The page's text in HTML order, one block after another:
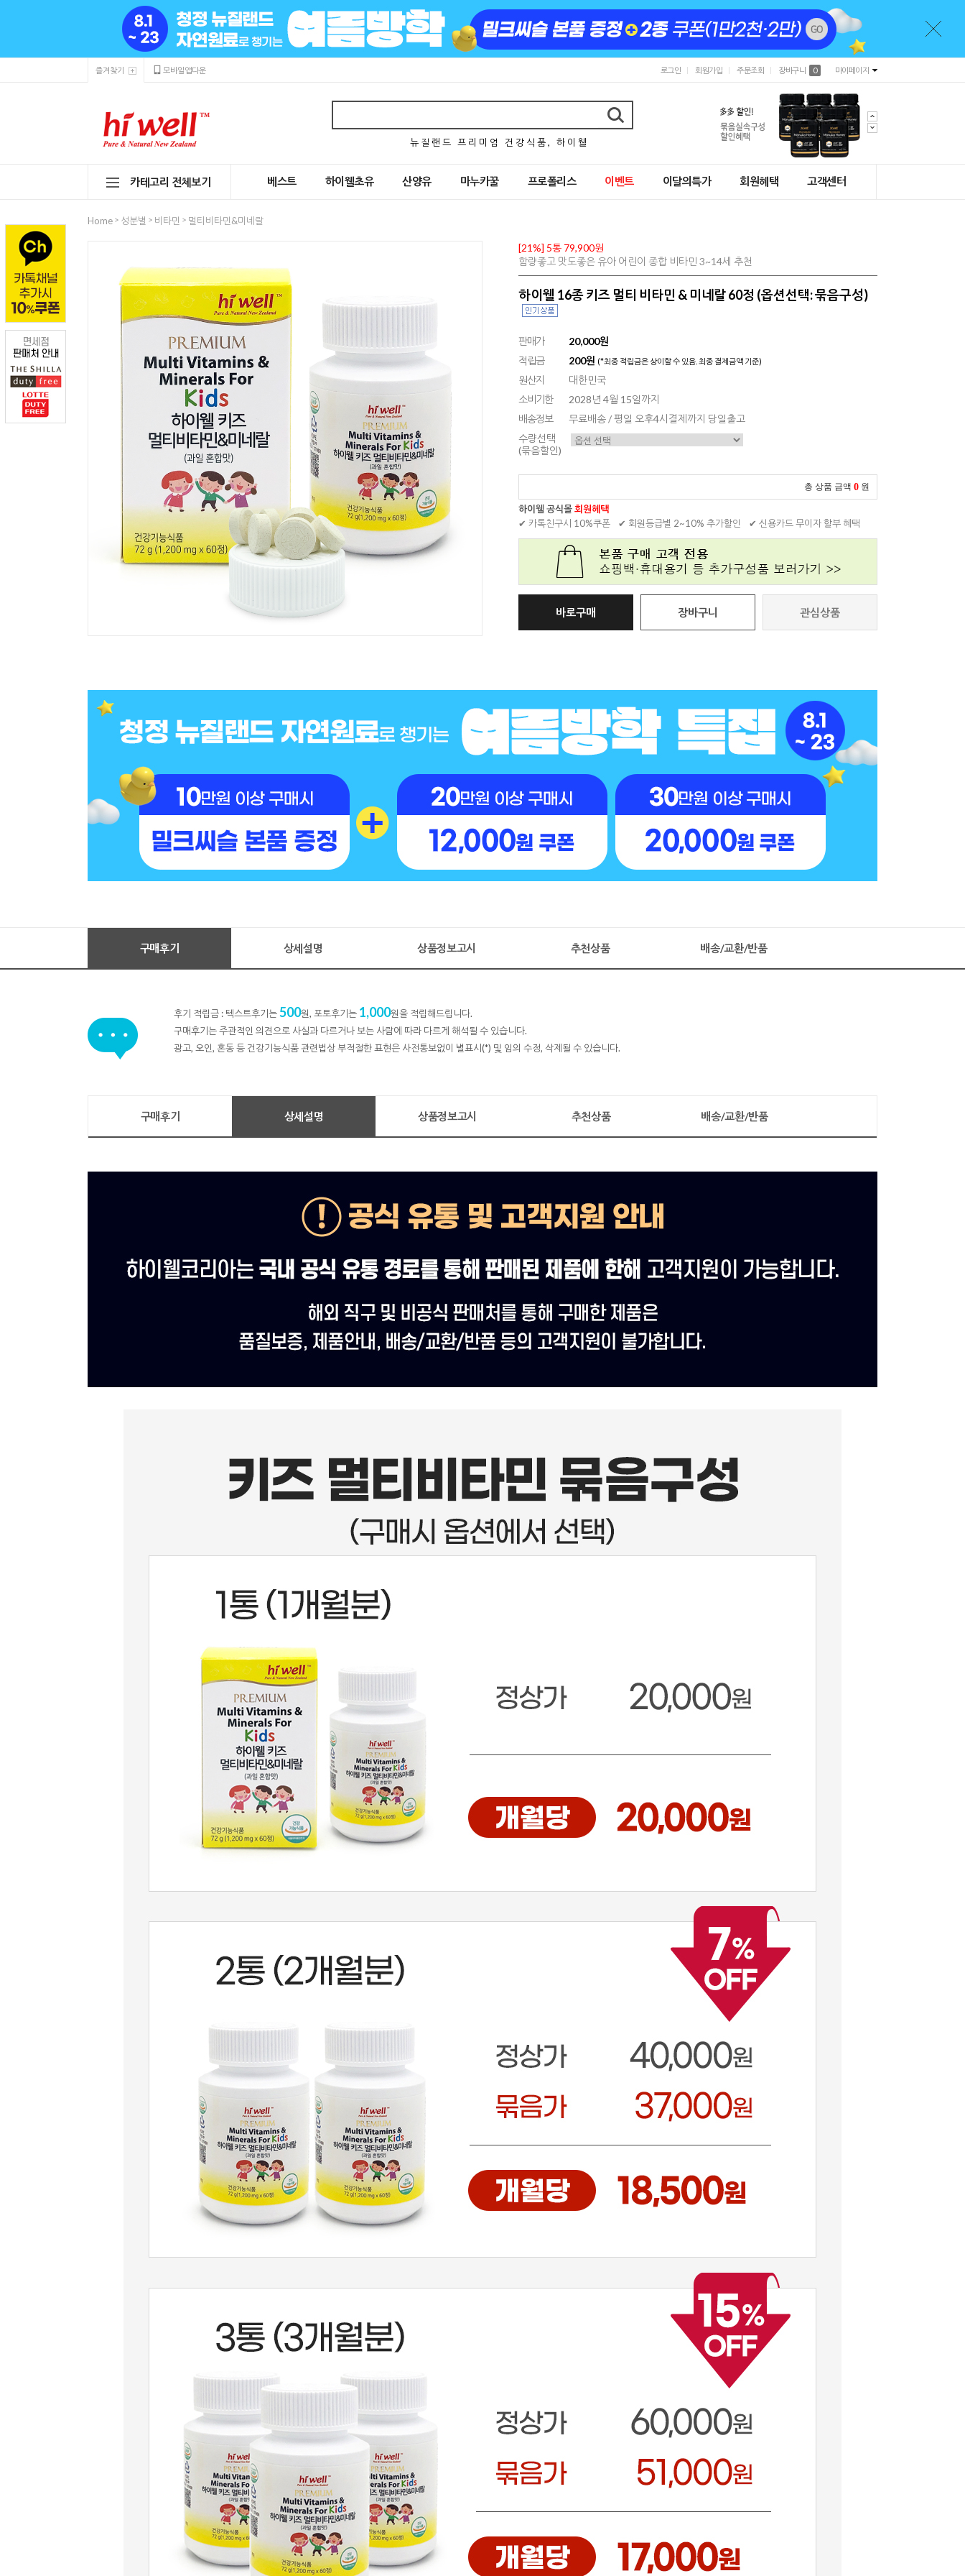
즐겨찾기 모바일앱다운 로그인 회원가입 주문조회 장바구니 0 마이페이지
뉴 질 랜 드 프 리 미 엄 건 강 식 품 , 하 이 웰
카테고리 전체보기 베스트 하이웰초유 산양유 마누카꿀 프로폴리스 이벤트 이달의특가 회원혜택 고객센터
Home > 성분별 > 비타민 > 멀티비타민&미네랄
[21%] 5통 79,900원
함량좋고 맛도좋은 유아 어린이 종합 비타민 3~14세 추천
하이웰 16종 키즈 멀티 비타민 & 미네랄 60정 (옵션선택: 묶음구성)
판매가
20,000원
적립금
200원 (*최종 적립금은 상이할 수 있음. 최종 결제금액 기준)
원산지
대한민국
소비기한
2028년 4월 15일까지
배송정보
무료배송 / 평일 오후4시결제까지 당일출고
수량선택
(묶음할인)
총 상품 금액 0 원
하이웰 공식몰회원혜택
✔ 카톡친구시 10%쿠폰
✔ 회원등급별 2~10% 추가할인 ✔ 신용카드 무이자 할부 혜택
바로구매 장바구니 관심상품
구매후기 상세설명 상품정보고시 추천상품 배송/교환/반품
후기 적립금 : 텍스트후기는500원, 포토후기는 1,000원을 적립해드립니다.
구매후기는 주관적인 의견으로 사실과 다르거나 보는 사람에 따라 다르게 해석될 수 있습니다.
광고, 오인, 혼동 등 건강기능식품 관련법상 부적절한 표현은 사전통보없이 별표시(*) 및 임의 수정, 삭제될 수 있습니다.
구매후기 상세설명 상품정보고시 추천상품 배송/교환/반품